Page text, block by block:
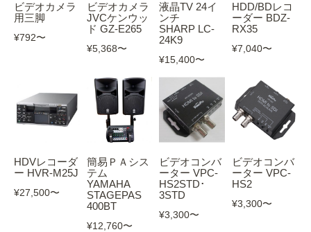
ビデオカメラ
用三脚
¥792〜
ビデオカメラ
JVCケンウッ
ド GZ-E265
¥5,368〜
液晶TV 24イ
ンチ
SHARP LC-
24K9
¥15,400〜
HDD/BDレコ
ーダー BDZ-
RX35
¥7,040〜
HDVレコーダ
ー HVR-M25J
¥27,500〜
簡易ＰＡシス
テム
YAMAHA
STAGEPAS
400BT
¥12,760〜
ビデオコンバ
ーター VPC-
HS2STD･
3STD
¥3,300〜
ビデオコンバ
ーター VPC-
HS2
¥3,300〜